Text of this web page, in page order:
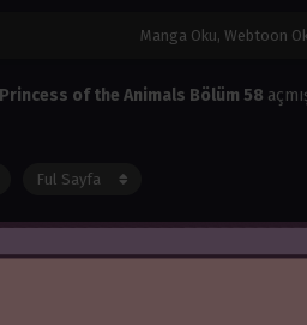
Manga Oku, Webtoon
Princess of the Animals Bölüm 58